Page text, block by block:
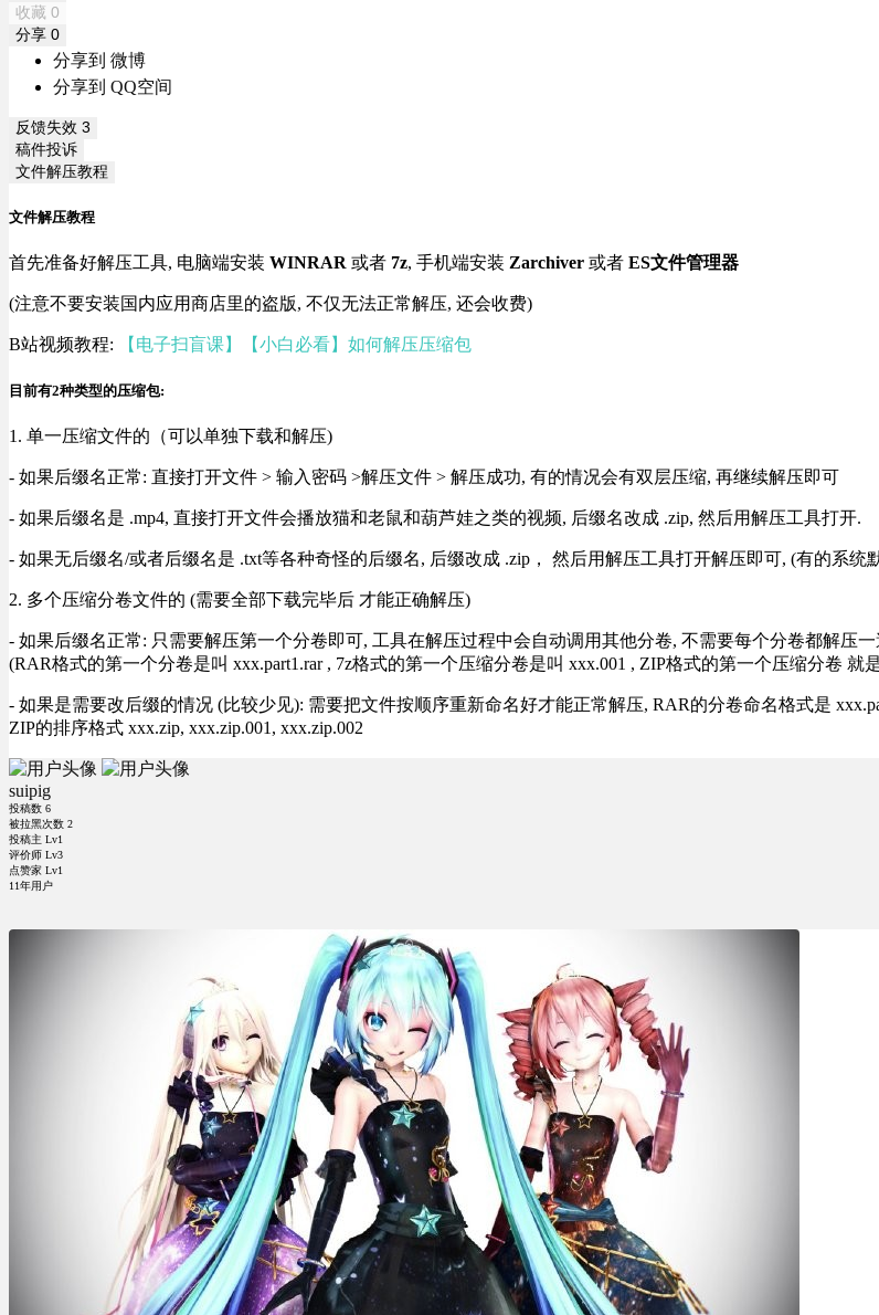
收藏 0
分享 0
分享到 微博
分享到 QQ空间
反馈失效 3
稿件投诉
文件解压教程
文件解压教程
首先准备好解压工具, 电脑端安装 WINRAR 或者 7z, 手机端安装 Zarchiver 或者 ES文件管理器
(注意不要安装国内应用商店里的盗版, 不仅无法正常解压, 还会收费)
B站视频教程: 【电子扫盲课】【小白必看】如何解压压缩包
目前有2种类型的压缩包:
1. 单一压缩文件的（可以单独下载和解压)
- 如果后缀名正常: 直接打开文件 > 输入密码 >解压文件 > 解压成功, 有的情况会有双层压缩, 再继续解压即可
- 如果后缀名是 .mp4, 直接打开文件会播放猫和老鼠和葫芦娃之类的视频, 后缀名改成 .zip, 然后用解压工具打开.
- 如果无后缀名/或者后缀名是 .txt等各种奇怪的后缀名, 后缀改成 .zip， 然后用解压工具打开解压即可, (有的系
2. 多个压缩分卷文件的 (需要全部下载完毕后 才能正确解压)
- 如果后缀名正常: 只需要解压第一个分卷即可, 工具在解压过程中会自动调用其他分卷, 不需要每个分卷都解压
(RAR格式的第一个分卷是叫 xxx.part1.rar , 7z格式的第一个压缩分卷是叫 xxx.001 , ZIP格式的第一个压缩分卷 就
- 如果是需要改后缀的情况 (比较少见): 需要把文件按顺序重新命名好才能正常解压, RAR的分卷命名格式是
ZIP的排序格式 xxx.zip, xxx.zip.001, xxx.zip.002
suipig
投稿数 6
被拉黑次数 2
投稿主 Lv1
评价师 Lv3
点赞家 Lv1
11年用户